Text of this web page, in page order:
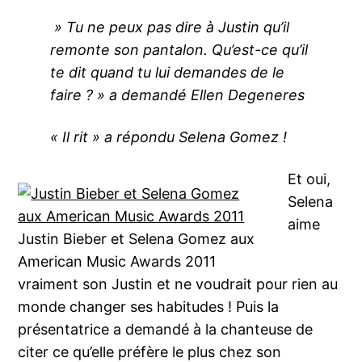
» Tu ne peux pas dire à Justin qu’il
remonte son pantalon. Qu’est-ce qu’il
te dit quand tu lui demandes de le
faire ? » a demandé Ellen Degeneres
« Il rit » a répondu Selena Gomez !
Justin Bieber et Selena Gomez aux
American Music Awards 2011
Et oui,
Selena
aime
vraiment son Justin et ne voudrait pour rien au
monde changer ses habitudes ! Puis la
présentatrice a demandé à la chanteuse de
citer ce qu’elle préfère le plus chez son